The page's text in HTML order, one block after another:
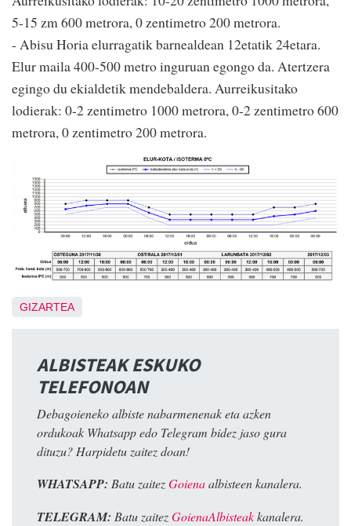
5-15 zm 600 metrora, 0 zentimetro 200 metrora.
- Abisu Horia elurragatik barnealdean 12etatik 24etara.
Elur maila 400-500 metro inguruan egongo da. Atertzera
egingo du ekialdetik mendebaldera. Aurreikusitako
lodierak: 0-2 zentimetro 1000 metrora, 0-2 zentimetro 600
metrora, 0 zentimetro 200 metrora.
GIZARTEA
ALBISTEAK ESKUKO
TELEFONOAN
Debagoieneko albiste nabarmenenak eta azken
ordukoak Whatsapp edo Telegram bidez jaso gura
dituzu? Harpidetu zaitez doan!
WHATSAPP: Batu zaitezGoienaalbisteen kanalera.
TELEGRAM: Batu zaitezGoienaAlbisteakkanalera.